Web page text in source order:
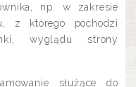
np. w zakresie
z którego pochodzi
wyglądu strony
służące do